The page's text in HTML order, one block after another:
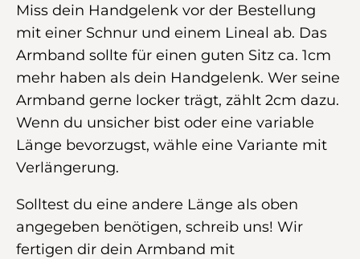
Miss dein Handgelenk vor der Bestellung
mit einer Schnur und einem Lineal ab. Das
Armband sollte für einen guten Sitz ca. 1cm
mehr haben als dein Handgelenk. Wer seine
Armband gerne locker trägt, zählt 2cm dazu.
Wenn du unsicher bist oder eine variable
Länge bevorzugst, wähle eine Variante mit
Verlängerung.
Solltest du eine andere Länge als oben
angegeben benötigen, schreib uns! Wir
fertigen dir dein Armband mit